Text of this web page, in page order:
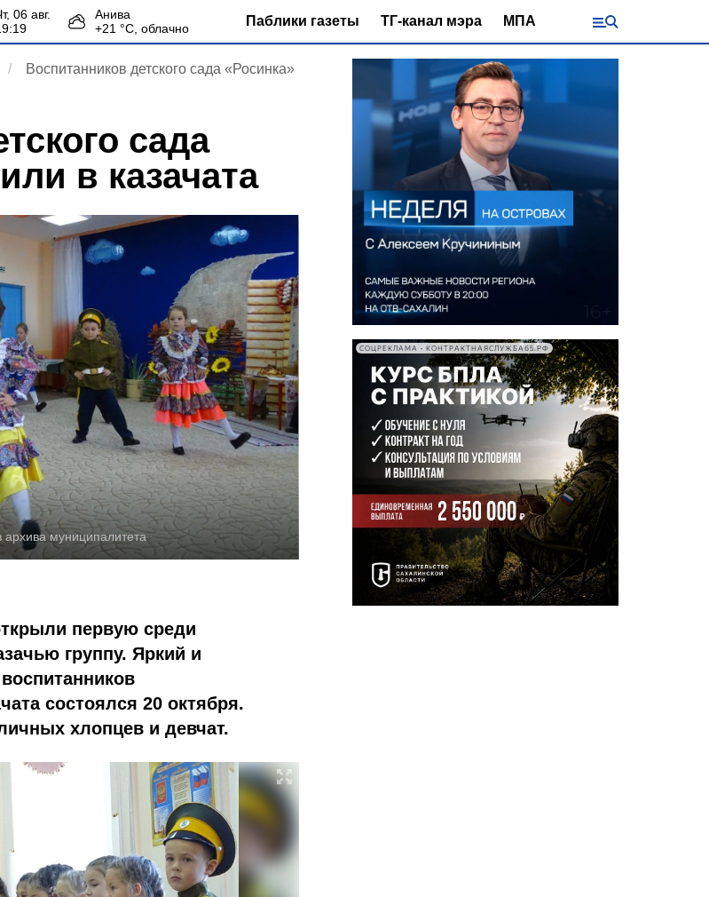
чт, 06 авг.
Анива
+21 °С, облачно Паблики газеты ТГ-канал мэра МПА
Воспитанников детского сада «Росинка»
сада
в казачата
архива муниципалитета
первую среди
группу. Яркий и
состоялся 20 октября.
хлопцев и девчат.
СОЦРЕКЛАМА • КОНТРАКТНАЯСЛУЖБА65.РФ